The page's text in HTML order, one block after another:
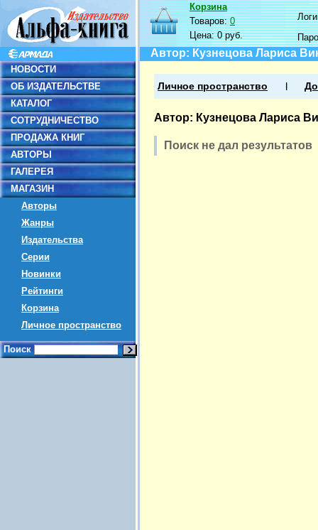
НОВОСТИ
ОБ ИЗДАТЕЛЬСТВЕ
КАТАЛОГ
СОТРУДНИЧЕСТВО
ПРОДАЖА КНИГ
АВТОРЫ
ГАЛЕРЕЯ
МАГАЗИН
Авторы
Жанры
Издательства
Серии
Новинки
Рейтинги
Корзина
Личное пространство
Поиск
Корзина
Товаров:0
Цена:0 руб.
Автор: Кузнецова Лариса
Личное пространство
Автор: Кузнецова Лариса
Поиск не дал результатов